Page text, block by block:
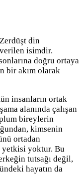
din
isimdir.
doğru ortaya
bir akım olarak
insanların ortak
alanında çalışan
bireylerin
kimsenin
ortadan
yetkisi yoktur. Bu
tutsağı değil,
hayatın da